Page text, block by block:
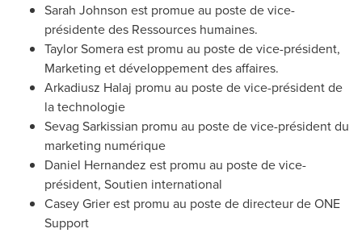
Sarah Johnson est promue au poste de vice-
présidente des Ressources humaines.
Taylor Someraest promu au poste de vice-président,
Marketing et développement des affaires.
Arkadiusz Halaj promu au poste de vice-président de
la technologie
Sevag Sarkissian promu au poste de vice-président du
marketing numérique
Daniel Hernandez est promu au poste de vice-
président, Soutien international
Casey Grierest promu au poste de directeur de ONE
Support